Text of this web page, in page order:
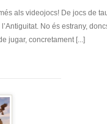
als videojocs! De jocs de
No és estrany,
jugar, concretament [...]